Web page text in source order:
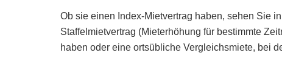
Ob sie einen Index-Mietvertrag haben, sehen Sie
Staffelmietvertrag (Mieterhöhung für bestimmte
haben oder eine ortsübliche Vergleichsmiete, bei